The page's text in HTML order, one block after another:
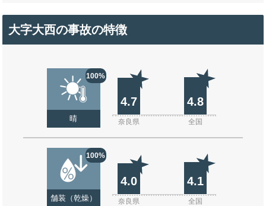
大字大西の事故の特徴
100%
晴
4.7 4.8
奈良県 全国
100%
舗装（乾燥）
4.0 4.1
奈良県 全国